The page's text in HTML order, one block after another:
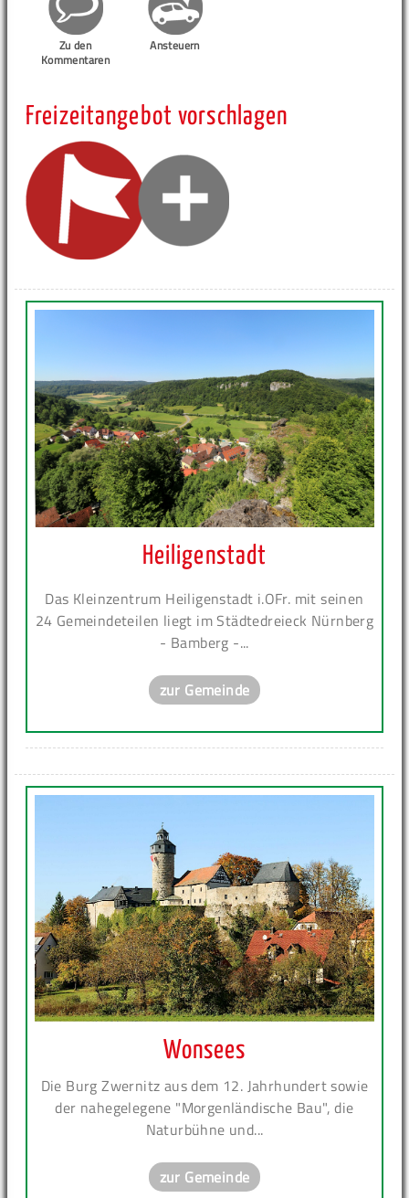
Zu den
Kommentaren
Ansteuern
Freizeitangebot vorschlagen
Heiligenstadt
Das Kleinzentrum Heiligenstadt i.OFr. mit seinen
24 Gemeindeteilen liegt im Städtedreieck Nürnberg
- Bamberg -...
zur Gemeinde
Wonsees
Die Burg Zwernitz aus dem 12. Jahrhundert sowie
der nahegelegene "Morgenländische Bau", die
Naturbühne und...
zur Gemeinde